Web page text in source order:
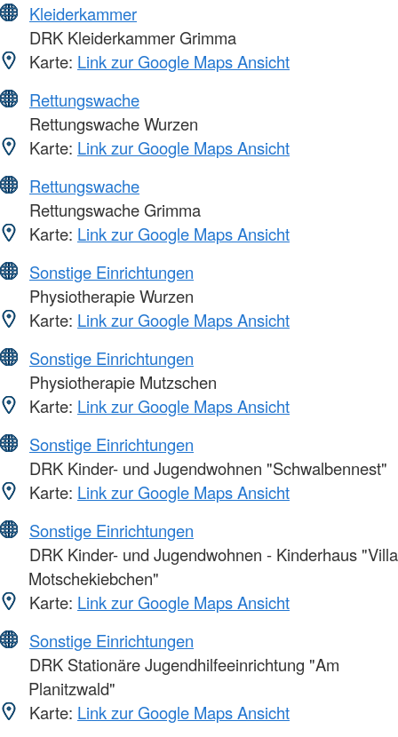
Kleiderkammer
DRK Kleiderkammer Grimma
Karte: Link zur Google Maps Ansicht
Rettungswache
Rettungswache Wurzen
Karte: Link zur Google Maps Ansicht
Rettungswache
Rettungswache Grimma
Karte: Link zur Google Maps Ansicht
Sonstige Einrichtungen
Physiotherapie Wurzen
Karte: Link zur Google Maps Ansicht
Sonstige Einrichtungen
Physiotherapie Mutzschen
Karte: Link zur Google Maps Ansicht
Sonstige Einrichtungen
DRK Kinder- und Jugendwohnen "Schwalbennest"
Karte: Link zur Google Maps Ansicht
Sonstige Einrichtungen
DRK Kinder- und Jugendwohnen - Kinderhaus "Villa
Motschekiebchen"
Karte: Link zur Google Maps Ansicht
Sonstige Einrichtungen
DRK Stationäre Jugendhilfeeinrichtung "Am
Planitzwald"
Karte: Link zur Google Maps Ansicht